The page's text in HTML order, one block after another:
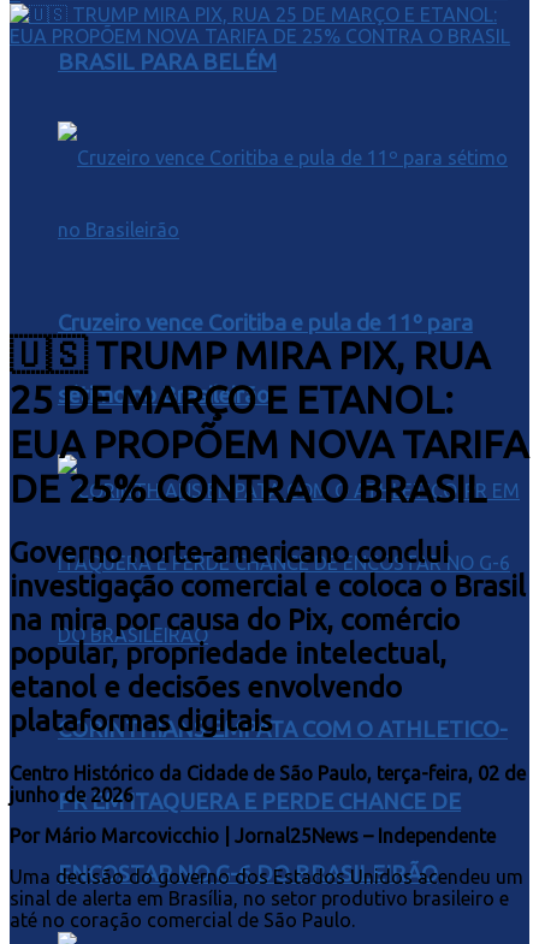
BRASIL PARA BELÉM
Cruzeiro vence Coritiba e pula de 11º para
sétimo no Brasileirão
CORINTHIANS EMPATA COM O ATHLETICO-
PR EM ITAQUERA E PERDE CHANCE DE
ENCOSTAR NO G-6 DO BRASILEIRÃO
🇺🇸 TRUMP MIRA PIX, RUA
25 DE MARÇO E ETANOL:
EUA PROPÕEM NOVA TARIFA
DE 25% CONTRA O BRASIL
Governo norte-americano conclui
investigação comercial e coloca o Brasil
na mira por causa do Pix, comércio
popular, propriedade intelectual,
etanol e decisões envolvendo
plataformas digitais
Centro Histórico da Cidade de São Paulo, terça-feira, 02 de
junho de 2026
Por Mário Marcovicchio | Jornal25News – Independente
Uma decisão do governo dos Estados Unidos acendeu um
sinal de alerta em Brasília, no setor produtivo brasileiro e
até no coração comercial de São Paulo.